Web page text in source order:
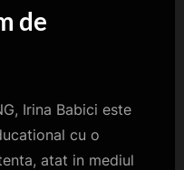
de
Irina Babici este
cu o
atat in mediul